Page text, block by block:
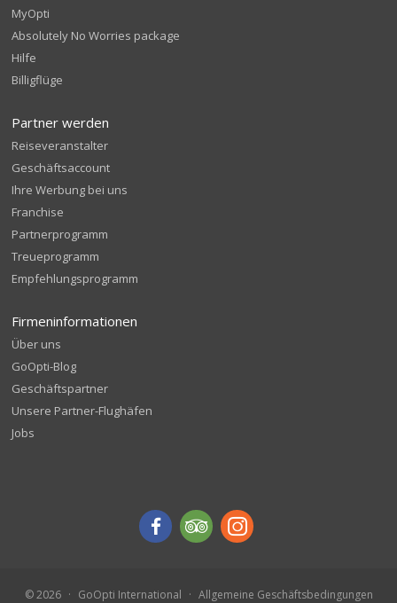
MyOpti
Absolutely No Worries package
Hilfe
Billigflüge
Partner werden
Reiseveranstalter
Geschäftsaccount
Ihre Werbung bei uns
Franchise
Partnerprogramm
Treueprogramm
Empfehlungsprogramm
Firmeninformationen
Über uns
GoOpti-Blog
Geschäftspartner
Unsere Partner-Flughäfen
Jobs
© 2026 GoOpti International Allgemeine Geschäftsbedingungen